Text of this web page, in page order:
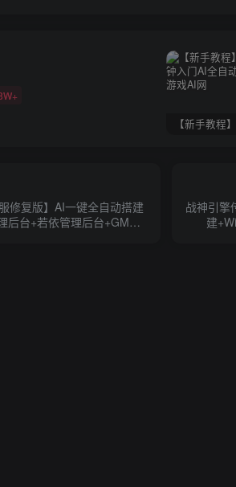
修复版】AI一键全自动搭建
后台+若依管理后台+GM账
战神引擎
建